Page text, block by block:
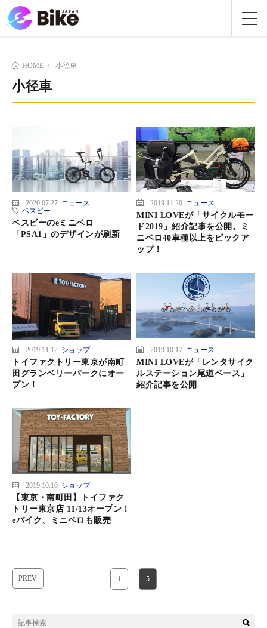
HOME 小径車
小径車
2020.07.27
ニュース
ベスビー
ベスビーのeミニベロ
「PSA1」のデザインが刷新
2019.11.20 ニュース
MINI LOVEが「サイクルモー
ド2019」紹介記事を公開。ミ
ニベロ40車種以上をピックア
ップ！
2019.11.12 ショップ
トイファクトリー東京が南町
田グランベリーパークにオー
プン！
2019.10.17 ニュース
MINI LOVEが「レンタサイク
ルステーション尾道ベース」
紹介記事を公開
2019.10.10 ショップ
【東京・南町田】トイファク
トリー東京店 11/13オープン！
eバイク、ミニベロも販売
PREV 1 … 5